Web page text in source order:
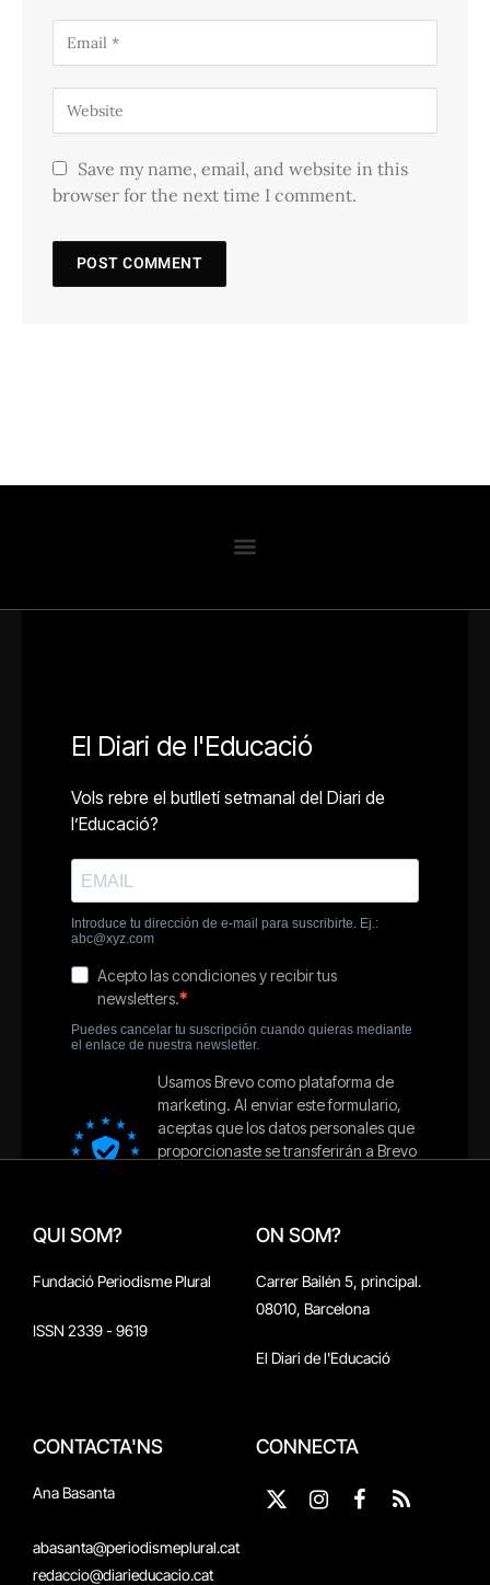
Save my name, email, and website in this
browser for the next time I comment.
QUI SOM?
Fundació Periodisme Plural
ISSN 2339 - 9619
ON SOM?
Carrer Bailén 5, principal.
08010, Barcelona
El Diari de l'Educació
CONTACTA'NS
Ana Basanta
abasanta@periodismeplural.cat
redaccio@diarieducacio.cat
CONNECTA
X
Instagram
Facebook
RSS